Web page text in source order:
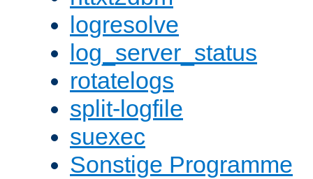
logresolve
log_server_status
rotatelogs
split-logfile
suexec
Sonstige Programme